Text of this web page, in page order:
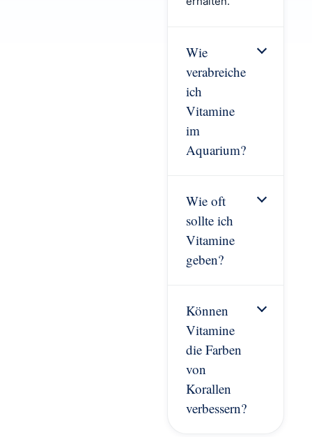
Wie
verabreiche
ich
Vitamine
im
Aquarium?
Wie oft
sollte ich
Vitamine
geben?
Können
Vitamine
die Farben
von
Korallen
verbessern?